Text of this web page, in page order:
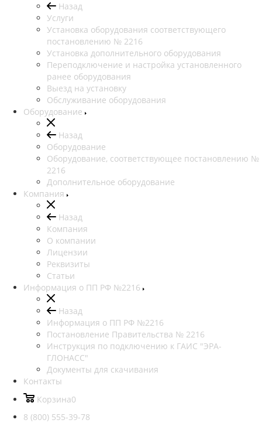
Назад
Услуги
Установка оборудования соответствующего
постановлению № 2216
Установка дополнительного оборудования
Переподключение и настройка установленного
ранее оборудования
Выезд на установку
Обслуживание оборудования
Оборудование
Назад
Оборудование
Оборудование, соответствующее постановлению №
2216
Дополнительное оборудование
Компания
Назад
Компания
О компании
Лицензии
Реквизиты
Статьи
Информация о ПП РФ №2216
Назад
Информация о ПП РФ №2216
Постановление Правительства № 2216
Инструкция по подключению к ГАИС "ЭРА-
ГЛОНАСС"
Документы для скачивания
Контакты
Корзина0
8 (800) 555-39-78